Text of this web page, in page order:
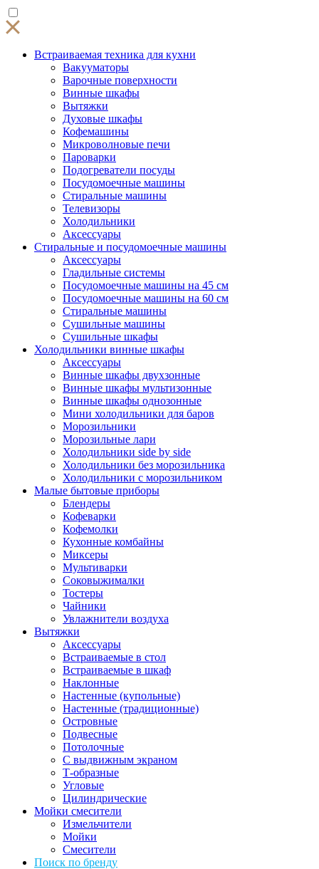
Встраиваемая техника для кухни
Вакууматоры
Варочные поверхности
Винные шкафы
Вытяжки
Духовые шкафы
Кофемашины
Микроволновые печи
Пароварки
Подогреватели посуды
Посудомоечные машины
Стиральные машины
Телевизоры
Холодильники
Аксессуары
Стиральные и посудомоечные машины
Аксессуары
Гладильные системы
Посудомоечные машины на 45 см
Посудомоечные машины на 60 см
Стиральные машины
Сушильные машины
Сушильные шкафы
Холодильники винные шкафы
Аксессуары
Винные шкафы двухзонные
Винные шкафы мультизонные
Винные шкафы однозонные
Мини холодильники для баров
Морозильники
Морозильные лари
Холодильники side by side
Холодильники без морозильника
Холодильники с морозильником
Малые бытовые приборы
Блендеры
Кофеварки
Кофемолки
Кухонные комбайны
Миксеры
Мультиварки
Соковыжималки
Тостеры
Чайники
Увлажнители воздуха
Вытяжки
Аксессуары
Встраиваемые в стол
Встраиваемые в шкаф
Наклонные
Настенные (купольные)
Настенные (традиционные)
Островные
Подвесные
Потолочные
С выдвижным экраном
Т-образные
Угловые
Цилиндрические
Мойки смесители
Измельчители
Мойки
Смесители
Поиск по бренду